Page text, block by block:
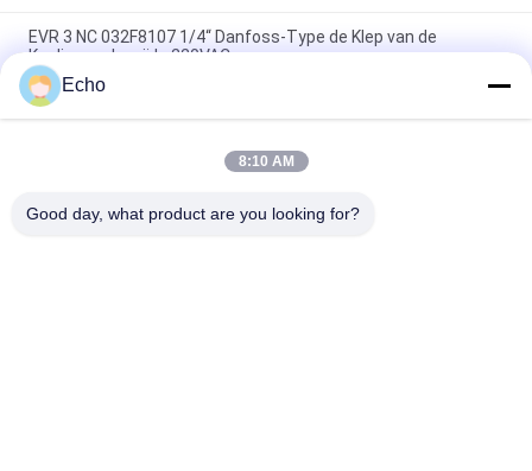
EVR 3 NC 032F8107 1/4“ Danfoss-Type de Klep van de
Koelingssolenoïde 220VAC
EVR 3 NC 032F1204 3/8“ Danfoss-Type de Klep van de
Koelingssolenoïde 220V
EVR 6 NC 032F8072 3/8“ Danfoss-Type de Koeling 220V van de
Echo
8:10 AM
Good day, what product are you looking for?